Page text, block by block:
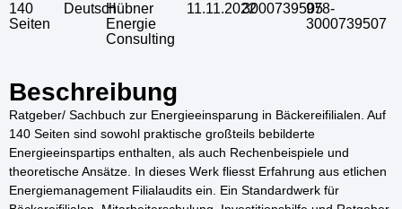
140
Seiten
DeutschHübner
Energie
Consulting
11.11.20223000739505
978-
3000739507
Beschreibung
Ratgeber/ Sachbuch zur Energieeinsparung in Bäckereifilialen. Auf
140 Seiten sind sowohl praktische großteils bebilderte
Energieeinspartips enthalten, als auch Rechenbeispiele und
theoretische Ansätze. In dieses Werk fliesst Erfahrung aus etlichen
Energiemanagement Filialaudits ein. Ein Standardwerk für